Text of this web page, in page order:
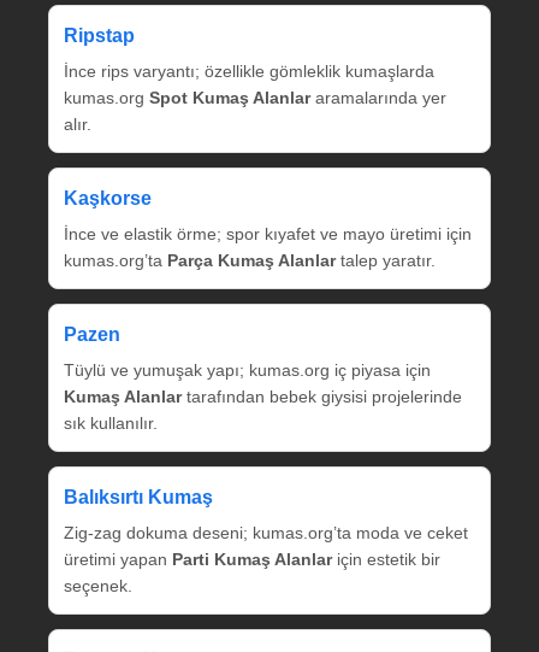
Ripstap
İnce rips varyantı; özellikle gömleklik kumaşlarda
kumas.org Spot Kumaş Alanlararamalarında yer
alır.
Kaşkorse
İnce ve elastik örme; spor kıyafet ve mayo üretimi için
kumas.org’ta Parça Kumaş Alanlartalep yaratır.
Pazen
Tüylü ve yumuşak yapı; kumas.org iç piyasa için
Kumaş Alanlartarafından bebek giysisi projelerinde
sık kullanılır.
Balıksırtı Kumaş
Zig‑zag dokuma deseni; kumas.org’ta moda ve ceket
üretimi yapan Parti Kumaş Alanlariçin estetik bir
seçenek.